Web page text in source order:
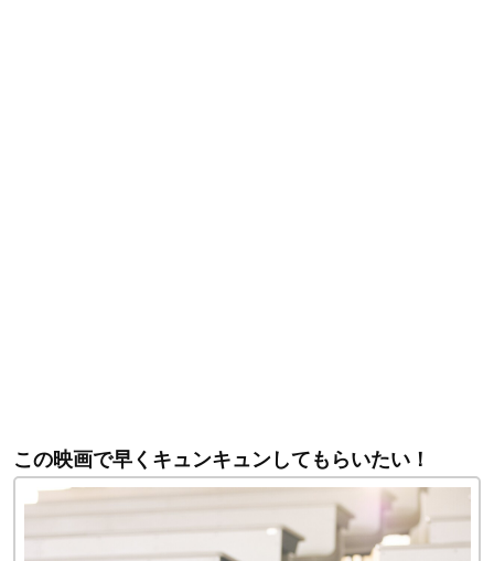
この映画で早くキュンキュンしてもらいたい！